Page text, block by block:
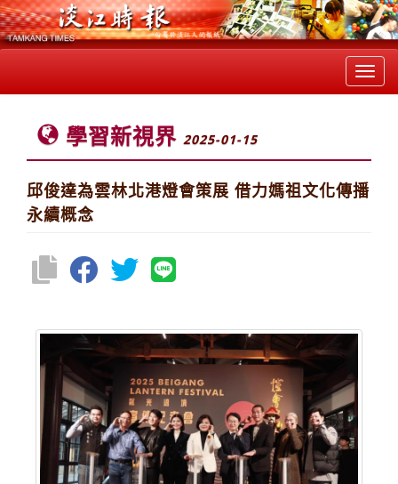
學習新視界 2025-01-15
邱俊達為雲林北港燈會策展 借力媽祖文化傳播
永續概念